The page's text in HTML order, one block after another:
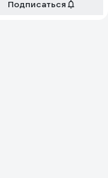
Подписаться